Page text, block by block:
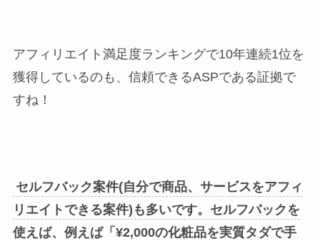
アフィリエイト満足度ランキングで10年連続1位を
獲得しているのも、信頼できるASPである証拠で
すね！
セルフバック案件(自分で商品、サービスをアフィ
リエイトできる案件)も多いです。セルフバックを
使えば、例えば「¥2,000の化粧品を実質タダで手